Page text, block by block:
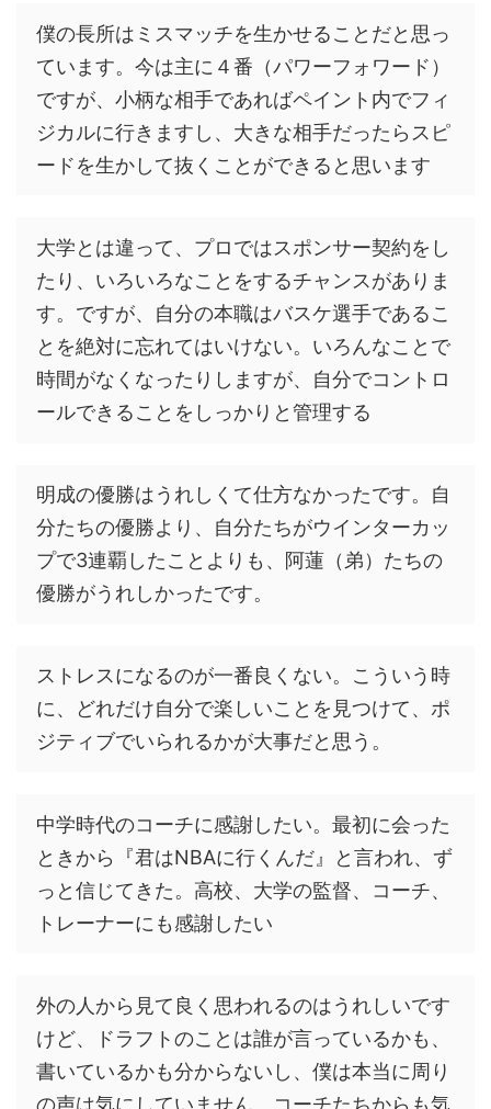
僕の長所はミスマッチを生かせることだと思っ
ています。今は主に４番（パワーフォワード）
ですが、小柄な相手であればペイント内でフィ
ジカルに行きますし、大きな相手だったらスピ
ードを生かして抜くことができると思います
大学とは違って、プロではスポンサー契約をし
たり、いろいろなことをするチャンスがありま
す。ですが、自分の本職はバスケ選手であるこ
とを絶対に忘れてはいけない。いろんなことで
時間がなくなったりしますが、自分でコントロ
ールできることをしっかりと管理する
明成の優勝はうれしくて仕方なかったです。自
分たちの優勝より、自分たちがウインターカッ
プで3連覇したことよりも、阿蓮（弟）たちの
優勝がうれしかったです。
ストレスになるのが一番良くない。こういう時
に、どれだけ自分で楽しいことを見つけて、ポ
ジティブでいられるかが大事だと思う。
中学時代のコーチに感謝したい。最初に会った
ときから『君はNBAに行くんだ』と言われ、ず
っと信じてきた。高校、大学の監督、コーチ、
トレーナーにも感謝したい
外の人から見て良く思われるのはうれしいです
けど、ドラフトのことは誰が言っているかも、
書いているかも分からないし、僕は本当に周り
の声は気にしていません。コーチたちからも気